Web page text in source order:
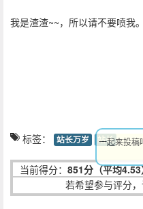
我是渣渣~~，所以请不要喷我。
标签： 站长万岁 站长
当前得分： 851分（平均
若希望参与评分
一起来投稿